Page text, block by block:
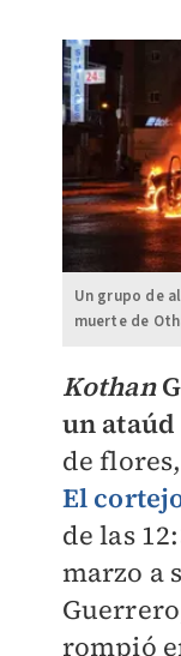
Un grupo de
muerte de
Kothan
un ataúd
de
El
de las
marzo a
rompió